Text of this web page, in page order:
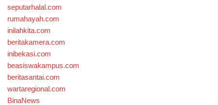
seputarhalal.com
rumahayah.com
inilahkita.com
beritakamera.com
inibekasi.com
beasiswakampus.com
beritasantai.com
wartaregional.com
BinaNews